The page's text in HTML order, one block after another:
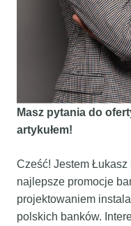
Masz pytania do
artykułem!
Cześć! Jestem
najlepsze promocje
projektowaniem
polskich banków.